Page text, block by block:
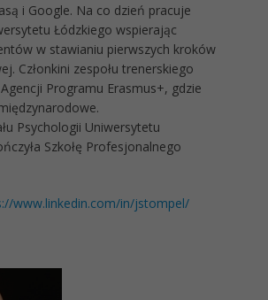
i Google. Na co dzień pracuje
Łódzkiego wspierając
w stawianiu pierwszych kroków
Członkini zespołu trenerskiego
Programu Erasmus+, gdzie
Psychologii Uniwersytetu
Szkołę Profesjonalnego
www.linkedin.com/in/jstompel/